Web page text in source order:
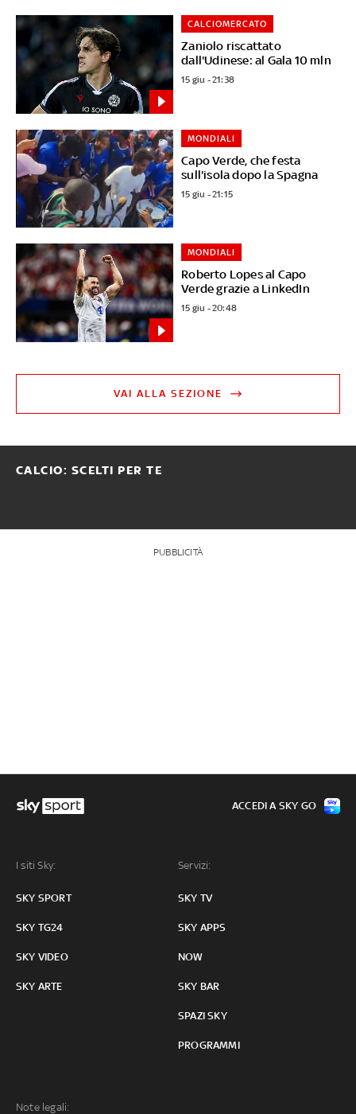
Zaniolo riscattato
dall'Udinese: al Gala 10 mln
CALCIOMERCATO
15 giu - 21:38
Capo Verde, che festa
sull'isola dopo la Spagna
MONDIALI
15 giu - 21:15
Roberto Lopes al Capo
Verde grazie a LinkedIn
MONDIALI
15 giu - 20:48
VAI ALLA SEZIONE
CALCIO: SCELTI PER TE
PUBBLICITÀ
I siti Sky:
SKY SPORT
SKY TG24
SKY VIDEO
SKY ARTE
Servizi:
SKY TV
SKY APPS
NOW
SKY BAR
SPAZI SKY
PROGRAMMI
Note legali:
ACCEDI A SKY GO